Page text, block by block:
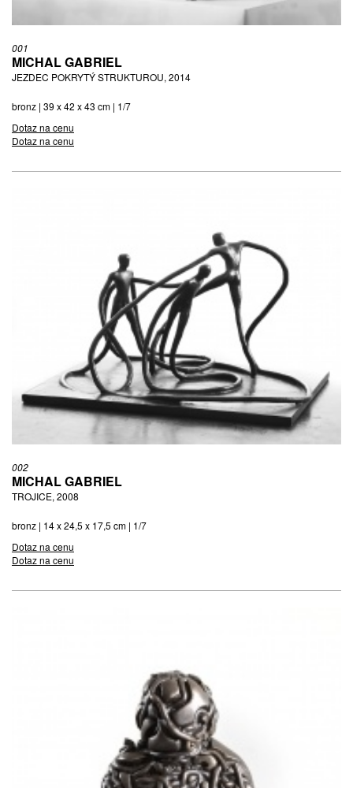
001
MICHAL GABRIEL
JEZDEC POKRYTÝ STRUKTUROU, 2014
bronz | 39 x 42 x 43 cm | 1/7
Dotaz na cenu
Dotaz na cenu
002
MICHAL GABRIEL
TROJICE, 2008
bronz | 14 x 24,5 x 17,5 cm | 1/7
Dotaz na cenu
Dotaz na cenu